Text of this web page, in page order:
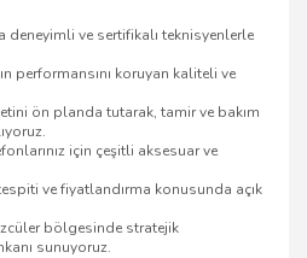
deneyimli ve sertifikalı teknisyenlerle
performansını koruyan kaliteli ve
ön planda tutarak, tamir ve bakım
için çeşitli aksesuar ve
ve fiyatlandırma konusunda açık
bölgesinde stratejik
sunuyoruz.